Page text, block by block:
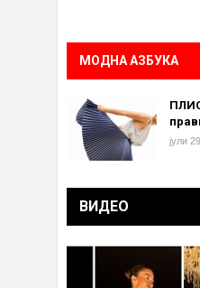
МОДНА АЗБУКА
јули
ВИДЕО